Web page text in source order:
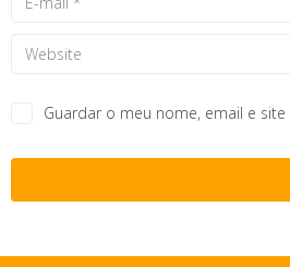
Guardar o meu nome, email e